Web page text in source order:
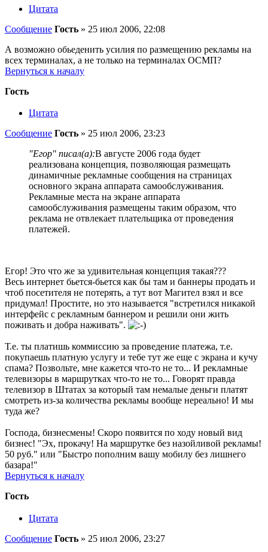
Цитата
Сообщение Гость » 25 июл 2006, 22:08
А возможно обьеденить усилия по размещению рекламы на
всех терминалах, а не только на терминалах ОСМП?
Вернуться к началу
Гость
Цитата
Сообщение Гость » 25 июл 2006, 23:23
"Егор" писал(а):В августе 2006 года будет
реализована концепция, позволяющая размещать
динамичные рекламные сообщения на страницах
основного экрана аппарата самообслуживания.
Рекламные места на экране аппарата
самообслуживания размещены таким образом, что
реклама не отвлекает плательщика от проведения
платежей.
Егор! Это что же за удивительная концепция такая???
Весь интернет бьется-бьется как бы там и баннеры продать и
чтоб посетителя не потерять, а тут вот Магител взял и все
придумал! Простите, но это называется "встретился никакой
интерфейс с рекламным баннером и решили они жить
поживать и добра наживать".
Т.е. ты платишь коммиссию за проведение платежа, т.е.
покупаешь платную услугу и тебе тут же еще с экрана и кучу
спама? Позвольте, мне кажется что-то не то... И рекламные
телевизоры в маршрутках что-то не то... Говорят правда
телевизор в Штатах за который там немалые деньги платят
смотреть из-за количества рекламы вообще нереально! И мы
туда же?
Господа, бизнесмены! Скоро появится по ходу новый вид
бизнес! "Эх, прокачу! На маршрутке без назойливой рекламы!
50 руб." или "Быстро пополним вашу мобилу без лишнего
базара!"
Вернуться к началу
Гость
Цитата
Сообщение Гость » 25 июл 2006, 23:27